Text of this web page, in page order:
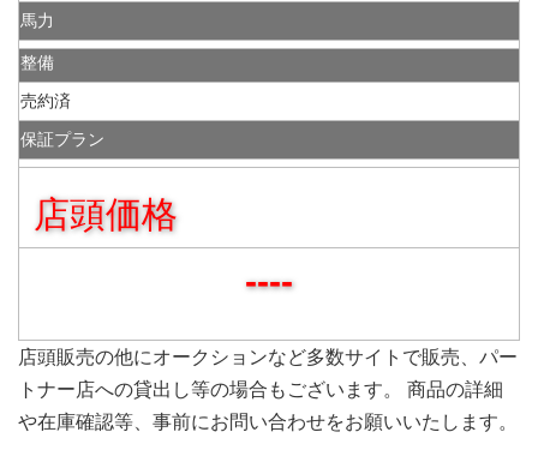
馬力
整備
売約済
保証プラン
店頭価格
----
店頭販売の他にオークションなど多数サイトで販売、パー
トナー店への貸出し等の場合もございます。 商品の詳細
や在庫確認等、事前にお問い合わせをお願いいたします。